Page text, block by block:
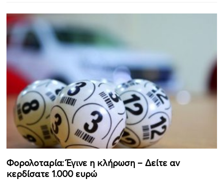
Φορολοταρία: Έγινε η κλήρωση – Δείτε αν
κερδίσατε 1.000 ευρώ